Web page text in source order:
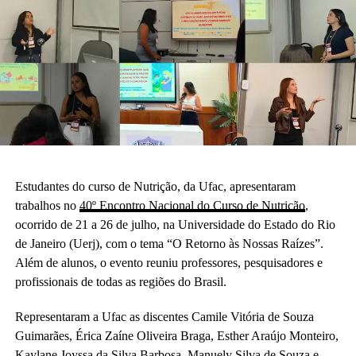
Estudantes do curso de Nutrição, da Ufac, apresentaram
trabalhos no 40º Encontro Nacional do Curso de Nutrição,
ocorrido de 21 a 26 de julho, na Universidade do Estado do Rio
de Janeiro (Uerj), com o tema “O Retorno às Nossas Raízes”.
Além de alunos, o evento reuniu professores, pesquisadores e
profissionais de todas as regiões do Brasil.
Representaram a Ufac as discentes Camile Vitória de Souza
Guimarães, Érica Zaíne Oliveira Braga, Esther Araújo Monteiro,